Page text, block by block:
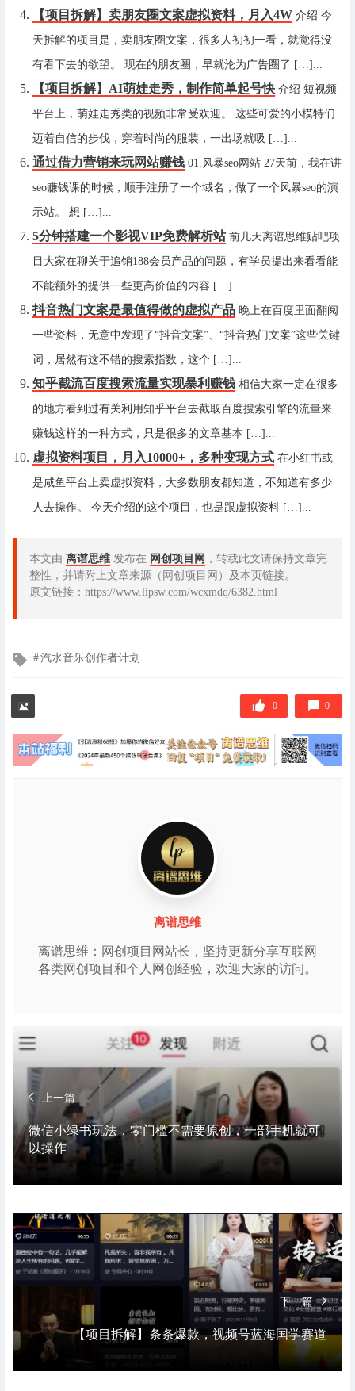
【项目拆解】卖朋友圈文案虚拟资料，月入4W 介绍 今
天拆解的项目是，卖朋友圈文案，很多人初初一看，就觉得没
有看下去的欲望。 现在的朋友圈，早就沦为广告圈了 […]...
【项目拆解】AI萌娃走秀，制作简单起号快 介绍 短视频
平台上，萌娃走秀类的视频非常受欢迎。 这些可爱的小模特们
迈着自信的步伐，穿着时尚的服装，一出场就吸 […]...
通过借力营销来玩网站赚钱 01.风暴seo网站 27天前，我在讲
seo赚钱课的时候，顺手注册了一个域名，做了一个风暴seo的演
示站。 想 […]...
5分钟搭建一个影视VIP免费解析站 前几天离谱思维贴吧项
目大家在聊关于追销188会员产品的问题，有学员提出来看看能
不能额外的提供一些更高价值的内容 […]...
抖音热门文案是最值得做的虚拟产品 晚上在百度里面翻阅
一些资料，无意中发现了“抖音文案”、“抖音热门文案”这些关键
词，居然有这不错的搜索指数，这个 […]...
知乎截流百度搜索流量实现暴利赚钱 相信大家一定在很多
的地方看到过有关利用知乎平台去截取百度搜索引擎的流量来
赚钱这样的一种方式，只是很多的文章基本 […]...
虚拟资料项目，月入10000+，多种变现方式 在小红书或
是咸鱼平台上卖虚拟资料，大多数朋友都知道，不知道有多少
人去操作。 今天介绍的这个项目，也是跟虚拟资料 […]...
本文由 离谱思维 发布在 网创项目网 ，转载此文请保持文章完
整性，并请附上文章来源（网创项目网）及本页链接。
原文链接：https://www.lipsw.com/wcxmdq/6382.html
文
签
汽水音乐创作者计划
0 0
离谱思维
离谱思维：网创项目网站长，坚持更新分享互联网
各类网创项目和个人网创经验，欢迎大家的访问。
上一篇
微信小绿书玩法，零门槛不需要原创，一部手机就可
以操作
下一篇
【项目拆解】条条爆款，视频号蓝海国学赛道